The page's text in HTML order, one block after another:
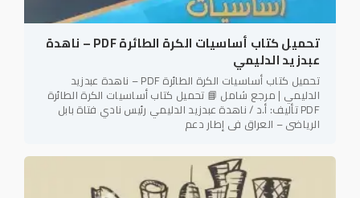
تحميل كتاب أساسيات الكرة الطائرة PDF – ناهدة
عبدزيد الدليمي
تحميل كتاب أساسيات الكرة الطائرة PDF – ناهدة عبدزيد
الدليمي | مرجع شامل 📘 تحميل كتاب أساسيات الكرة الطائرة
PDF تأليف: أ.د / ناهدة عبدزيد الدليمي رئيس نادي فتاة بابل
الرياضي – العراق في إطار دعم